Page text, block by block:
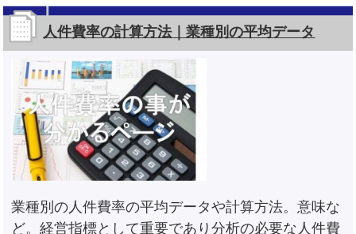
人件費率の計算方法｜業種別の平均データ
業種別の人件費率の平均データや計算方法。意味な
ど。経営指標として重要であり分析の必要な人件費